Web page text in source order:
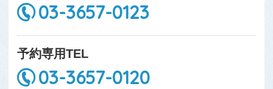
03-3657-0123
予約専用TEL
03-3657-0120